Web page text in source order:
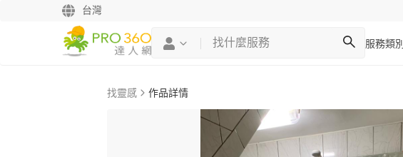
台灣
服務類別
找靈感 作品詳情